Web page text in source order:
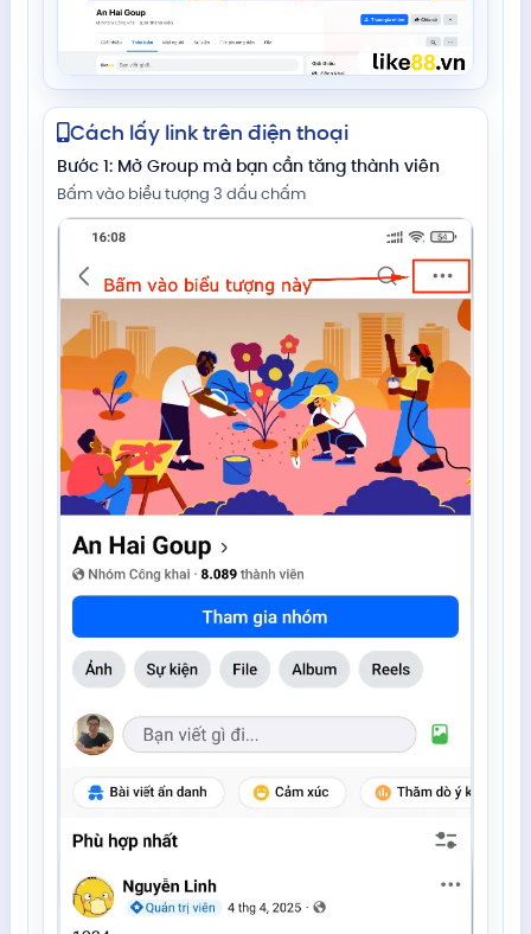
Cách lấy link trên điện thoại
Bước 1: Mở Group mà bạn cần tăng thành viên
Bấm vào biểu tượng 3 dấu chấm